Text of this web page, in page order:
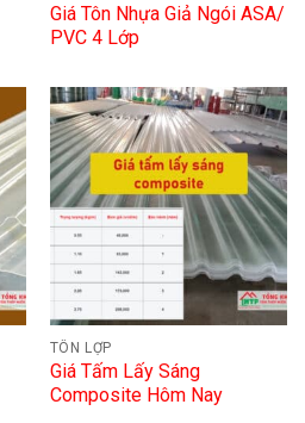
Giá Tôn Nhựa Giả Ngói ASA/
PVC 4 Lớp
TÔN LỢP
Giá Tấm Lấy Sáng
Composite Hôm Nay